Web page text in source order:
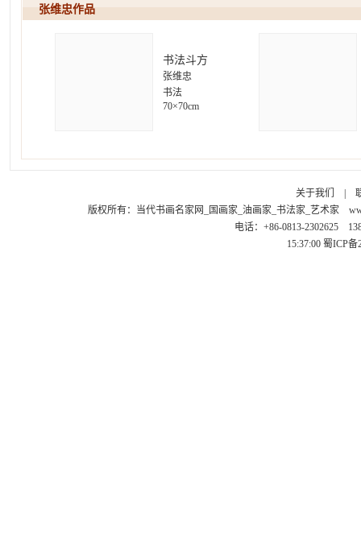
张维忠作
书法斗方
张维忠
书法
70×70cm
关于我们
版权所有： 当代书画名家网_国画家_油画家_书法家_艺术家
电话：+86-0813-2302625
15:37:00 蜀ICP备